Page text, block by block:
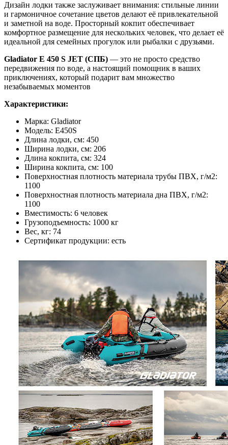
Дизайн лодки также заслуживает внимания: стильные линии
и гармоничное сочетание цветов делают её привлекательной
и заметной на воде. Просторный кокпит обеспечивает
комфортное размещение для нескольких человек, что делает её
идеальной для семейных прогулок или рыбалки с друзьями.
Gladiator E 450 S JET (СПБ) — это не просто средство
передвижения по воде, а настоящий помощник в ваших
приключениях, который подарит вам множество
незабываемых моментов
Характеристики:
Марка: Gladiator
Модель: E450S
Длина лодки, см: 450
Ширина лодки, см: 206
Длина кокпита, см: 324
Ширина кокпита, см: 100
Поверхностная плотность материала трубы ПВХ, г/м2:
1100
Поверхностная плотность материала дна ПВХ, г/м2:
1100
Вместимость: 6 человек
Грузоподъемность: 1000 кг
Вес, кг: 74
Сертификат продукции: есть